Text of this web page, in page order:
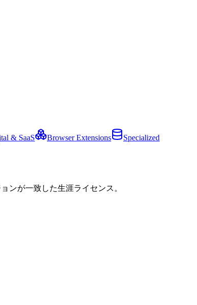
& SaaS Browser Extensions Specialized
ンが一致した生涯ライセンス。